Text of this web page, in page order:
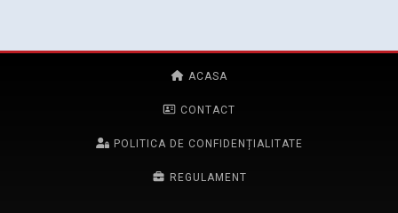
ACASA
CONTACT
POLITICA DE CONFIDENȚIALITATE
REGULAMENT